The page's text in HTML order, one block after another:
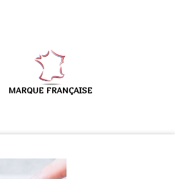
MARQUE FRANÇAISE